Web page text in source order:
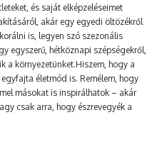
és saját elképzeléseimet
akár egy egyedi öltözékről
is, legyen szó szezonális
egyszerű, hétköznapi szépségekről,
a környezetünket.Hiszem, hogy a
életmód is. Remélem, hogy
másokat is inspirálhatok – akár
csak arra, hogy észrevegyék a